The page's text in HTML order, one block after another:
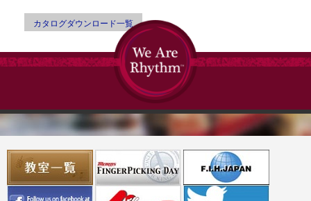
カタログダウンロード一覧